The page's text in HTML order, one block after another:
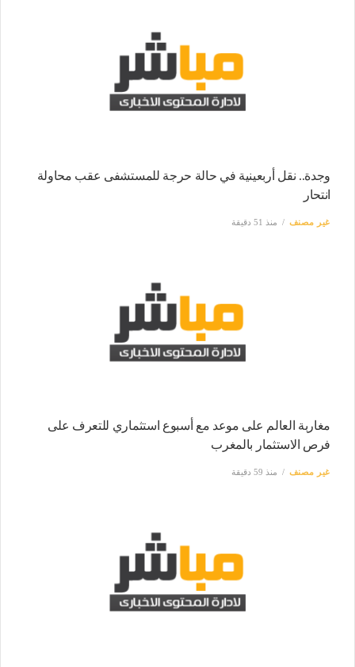
وجدة.. نقل أربعينية في حالة حرجة للمستشفى عقب محاولة
انتحار
غير مصنف منذ 51 دقيقة
مغاربة العالم على موعد مع أسبوع استثماري للتعرف على
فرص الاستثمار بالمغرب
غير مصنف منذ 59 دقيقة